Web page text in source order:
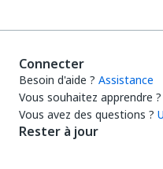
Connecter
Besoin d'aide ? Assistance
Vous souhaitez apprendre ?
Vous avez des questions ?
Rester à jour